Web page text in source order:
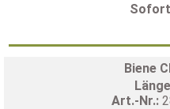
Biene
Art.-Nr.: